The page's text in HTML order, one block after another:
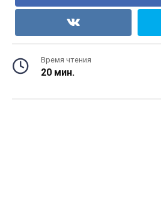
Время чтения
20 мин.